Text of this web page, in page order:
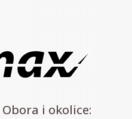
i okolice: